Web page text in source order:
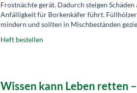
Frostnächte gerät. Dadurch steigen
Anfälligkeit für Borkenkäfer führt.
mindern und sollten in Mischbeständen
Heft bestellen
Wissen kann Leben retten